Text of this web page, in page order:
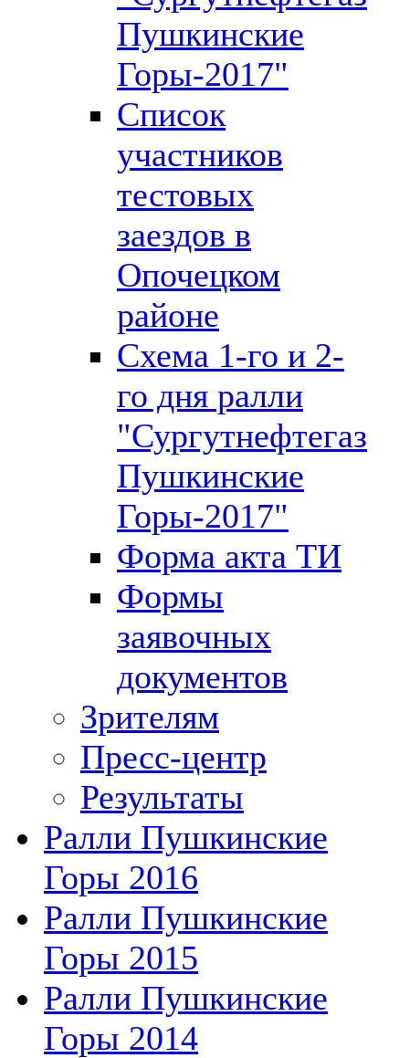
Пушкинские
Горы-2017"
Список
участников
тестовых
заездов в
Опочецком
районе
Схема 1-го и 2-
го дня ралли
"Сургутнефтегаз
Пушкинские
Горы-2017"
Форма акта ТИ
Формы
заявочных
документов
Зрителям
Пресс-центр
Результаты
Ралли Пушкинские
Горы 2016
Ралли Пушкинские
Горы 2015
Ралли Пушкинские
Горы 2014